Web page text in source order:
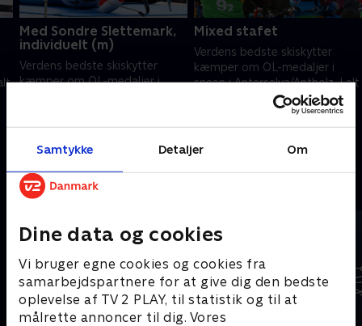
Samtykke Detaljer Om
Dine data og cookies
Vi bruger egne cookies og cookies fra
samarbejdspartnere for at give dig den bedste
oplevelse af TV 2 PLAY, til statistik og til at
målrette annoncer til dig. Vores
Med Sondre Slettemark,
individuelt (m)
Verdens bedste skiskytter
kæmper om OL-medaljer i
discipliner og derfor 33
Mixed stafet
Verdens bedste skiskytter
kæmper om OL-medaljer i
sneen i Anterselva/Antholz. I alt
er der 11 skiskydnings-
discipliner og derfor 33
medaljer at kæmpe om.
Andre så også